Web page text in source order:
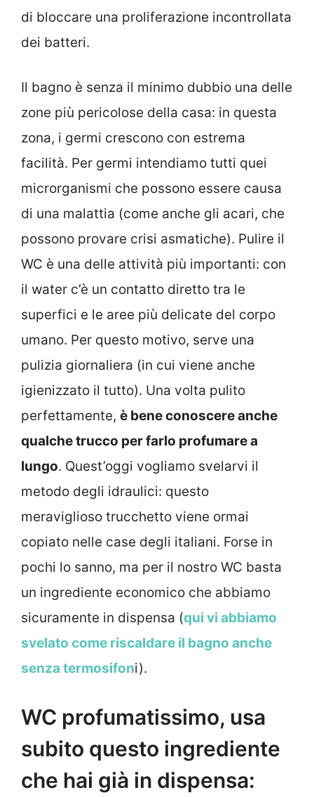
di bloccare una proliferazione incontrollata
dei batteri.
Il bagno è senza il minimo dubbio una delle
zone più pericolose della casa: in questa
zona, i germi crescono con estrema
facilità. Per germi intendiamo tutti quei
microrganismi che possono essere causa
di una malattia (come anche gli acari, che
possono provare crisi asmatiche). Pulire il
WC è una delle attività più importanti: con
il water c’è un contatto diretto tra le
superfici e le aree più delicate del corpo
umano. Per questo motivo, serve una
pulizia giornaliera (in cui viene anche
igienizzato il tutto). Una volta pulito
perfettamente, è bene conoscere anche
qualche trucco per farlo profumare a
lungo. Quest’oggi vogliamo svelarvi il
metodo degli idraulici: questo
meraviglioso trucchetto viene ormai
copiato nelle case degli italiani. Forse in
pochi lo sanno, ma per il nostro WC basta
un ingrediente economico che abbiamo
sicuramente in dispensa (qui vi abbiamo
svelato come riscaldare il bagno anche
senza termosifoni).
WC profumatissimo, usa
subito questo ingrediente
che hai già in dispensa: